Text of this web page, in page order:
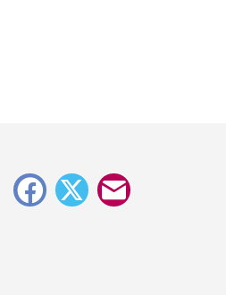
Facebook
X